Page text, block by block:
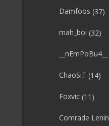
Damfoos (37)
mah_boi (32)
__nEmPoBu4__
ChaoSiT (14)
Foxvic (11)
Comrade Lenin